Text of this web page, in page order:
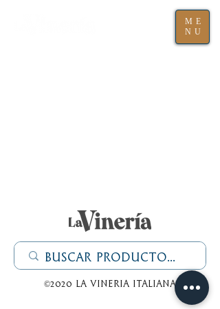
ME
NU
©2020 La Vineria italiana